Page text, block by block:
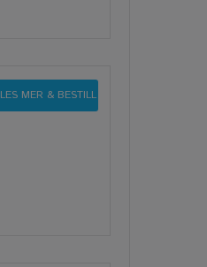
LES MER & BESTILL